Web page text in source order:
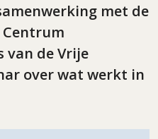
met de
van de Vrije
over wat werkt in